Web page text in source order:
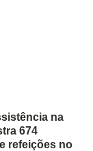
na
674
refeições no